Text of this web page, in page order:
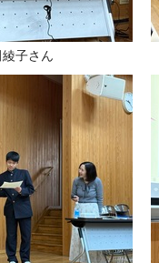
子さん